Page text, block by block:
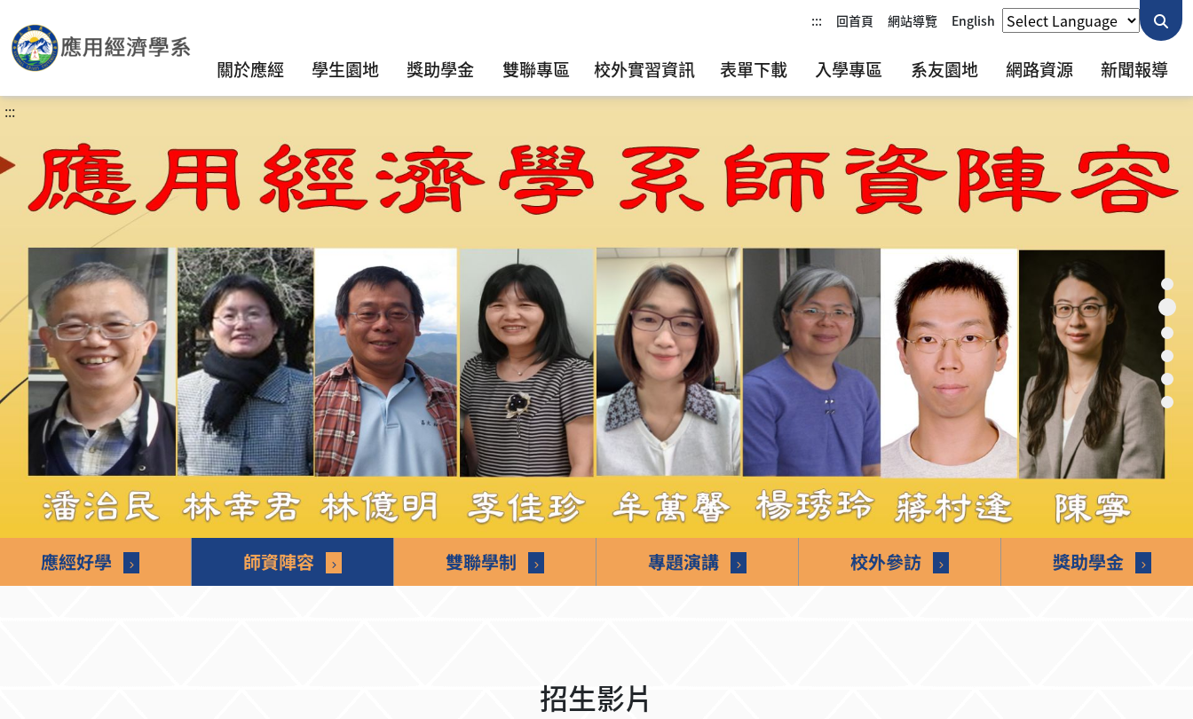
::: 回首頁 網站導覽 English
關於應經 學生園地 獎助學金 雙聯專區 校外實習資訊 表單下載 入學專區 系友園地 網路資源 新聞報導
:::
應經好學 師資陣容 雙聯學制 專題演講 校外參訪 獎助學金
招生影片